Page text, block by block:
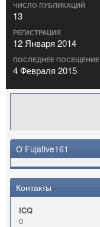
ЧИСЛО ПУБЛИКАЦИЙ
13
РЕГИСТРАЦИЯ
12 Января 2014
ПОСЛЕДНЕЕ ПОСЕЩЕНИЕ
4 Февраля 2015
О Fujative161
Контакты
ICQ
0